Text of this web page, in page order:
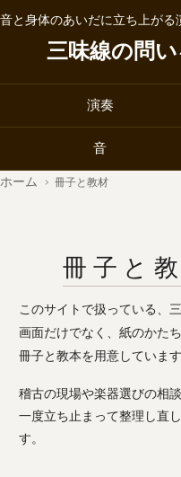
音と身体のあいだに立ち上がる
三味線の問
演奏
音
ホーム › 冊子と教材
冊子と
このサイトで扱っている、
画面だけでなく、紙のかた
冊子と教本を用意しています
稽古の現場や楽器選びの相
一度立ち止まって整理し直
す。